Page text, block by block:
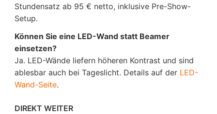
Stundensatz ab 95 € netto, inklusive Pre-Show-
Setup.
Können Sie eine LED-Wand statt Beamer
einsetzen?
Ja. LED-Wände liefern höheren Kontrast und sind
ablesbar auch bei Tageslicht. Details auf der LED-
Wand-Seite.
DIREKT WEITER